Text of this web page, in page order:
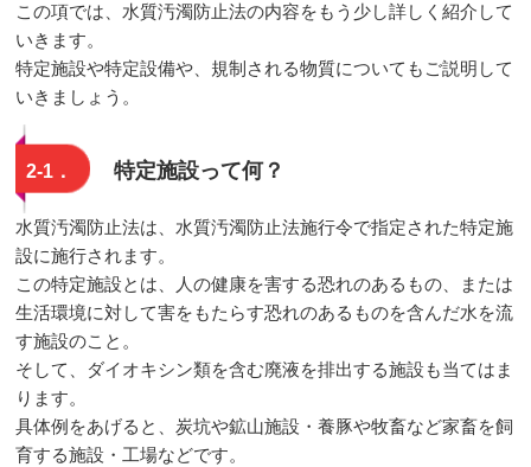
この項では、水質汚濁防止法の内容をもう少し詳しく紹介して
いきます。
特定施設や特定設備や、規制される物質についてもご説明して
いきましょう。
2-1． 特定施設って何？
水質汚濁防止法は、水質汚濁防止法施行令で指定された特定施
設に施行されます。
この特定施設とは、人の健康を害する恐れのあるもの、または
生活環境に対して害をもたらす恐れのあるものを含んだ水を流
す施設のこと。
そして、ダイオキシン類を含む廃液を排出する施設も当てはま
ります。
具体例をあげると、炭坑や鉱山施設・養豚や牧畜など家畜を飼
育する施設・工場などです。